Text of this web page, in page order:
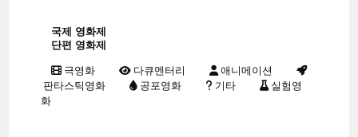
국제 영화제
단편 영화제
극영화 다큐멘터리
애니메이션
판타스틱영화
공포영화 기타
실험영
화